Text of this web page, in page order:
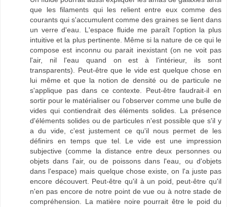
que les filaments qui les relient entre eux comme des
courants qui s'accumulent comme des graines se lient dans
un verre d'eau. L'espace fluide me paraît l'option la plus
intuitive et la plus pertinente. Même si la nature de ce qui le
compose est inconnu ou parait inexistant (on ne voit pas
l'air, nil l'eau quand on est à l'intérieur, ils sont
transparents). Peut-être que le vide est quelque chose en
lui même et que la notion de densité ou de particule ne
s'applique pas dans ce contexte. Peut-être faudrait-il en
sortir pour le matérialiser ou l'observer comme une bulle de
vides qui contiendrait des éléments solides. La présence
d'éléments solides ou de particules n'est possible que s'il y
a du vide, c'est justement ce qu'il nous permet de les
définirs en temps que tel. Le vide est une impression
subjective (comme la distance entre deux personnes ou
objets dans l'air, ou de poissons dans l'eau, ou d'objets
dans l'espace) mais quelque chose existe, on l'a juste pas
encore découvert. Peut-être qu'il à un poid, peut-être qu'il
n'en pas encore de notre point de vue ou à notre stade de
compréhension. La matière noire pourrait être le poid du